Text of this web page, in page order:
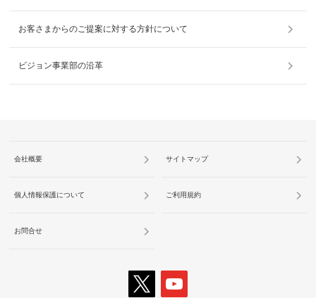
お客さまからのご提案に対する方針について
ビジョン事業部の沿革
会社概要 サイトマップ
個人情報保護について ご利用規約
お問合せ